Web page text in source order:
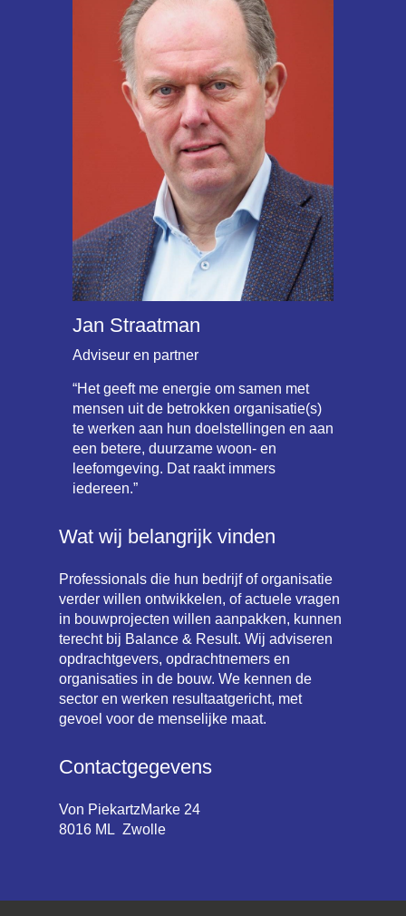
Jan Straatman
Adviseur en partner
“Het geeft me energie om samen met
mensen uit de betrokken organisatie(s)
te werken aan hun doelstellingen en aan
een betere, duurzame woon- en
leefomgeving. Dat raakt immers
iedereen.”
Wat wij belangrijk vinden
Professionals die hun bedrijf of organisatie
verder willen ontwikkelen, of actuele vragen
in bouwprojecten willen aanpakken, kunnen
terecht bij Balance & Result. Wij adviseren
opdrachtgevers, opdrachtnemers en
organisaties in de bouw. We kennen de
sector en werken resultaatgericht, met
gevoel voor de menselijke maat.
Contactgegevens
Von PiekartzMarke 24
8016 ML Zwolle